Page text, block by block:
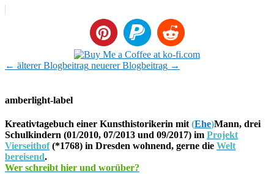
← älterer Blogbeitrag neuerer Blogbeitrag →
amberlight-label
Kreativtagebuch einer Kunsthistorikerin mit (Ehe)Mann, drei
Schulkindern (01/2010, 07/2013 und 09/2017) im Projekt
Vierseithof(*1768) in Dresden wohnend, gerne die Welt
bereisend.
Wer schreibt hier und worüber?